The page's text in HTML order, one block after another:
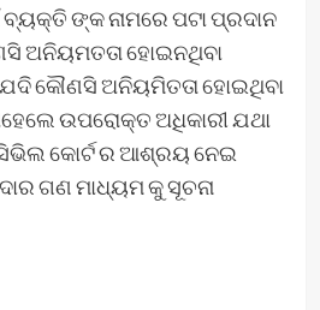
ବ୍ୟକ୍ତି ଙ୍କ ନାମରେ ପଟା ପ୍ରଦାନ
ଅନିୟମତତା ହୋଇନଥିବା
କୌଣସି ଅନିୟମିତତା ହୋଇଥିବା
ଉପରୋକ୍ତ ଅଧିକାରୀ ଯଥା
କୋର୍ଟ ର ଆଶ୍ରୟ ନେଇ
ଗଣ ମାଧ୍ୟମ କୁ ସୂଚନା